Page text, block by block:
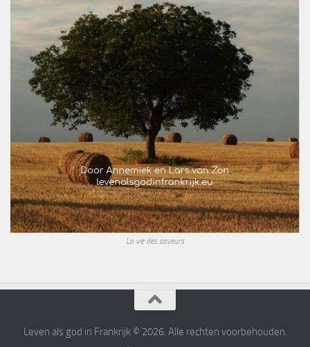
La vie des saveurs
Leven als god in Frankrijk © 2026. Alle rechten voorbehouden.